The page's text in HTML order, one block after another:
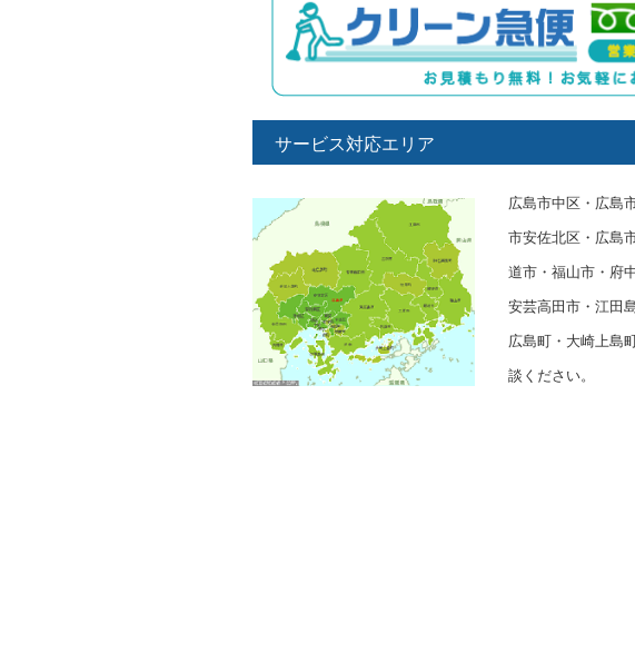
サービス対応エリア
広島市中区・広島
市安佐北区・広島
道市・福山市・府
安芸高田市・江田
広島町・大崎上島
談ください。